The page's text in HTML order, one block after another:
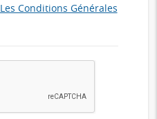
Les Conditions Générales